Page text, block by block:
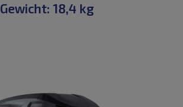
Gewicht: 18,4 kg